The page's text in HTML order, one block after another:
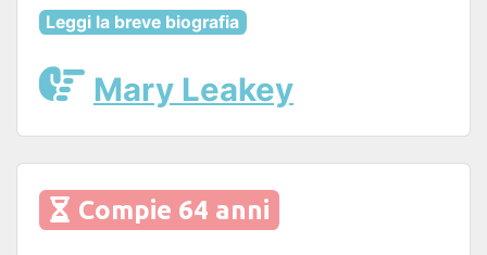
Leggi la breve biografia
Mary Leakey
Compie 64 anni